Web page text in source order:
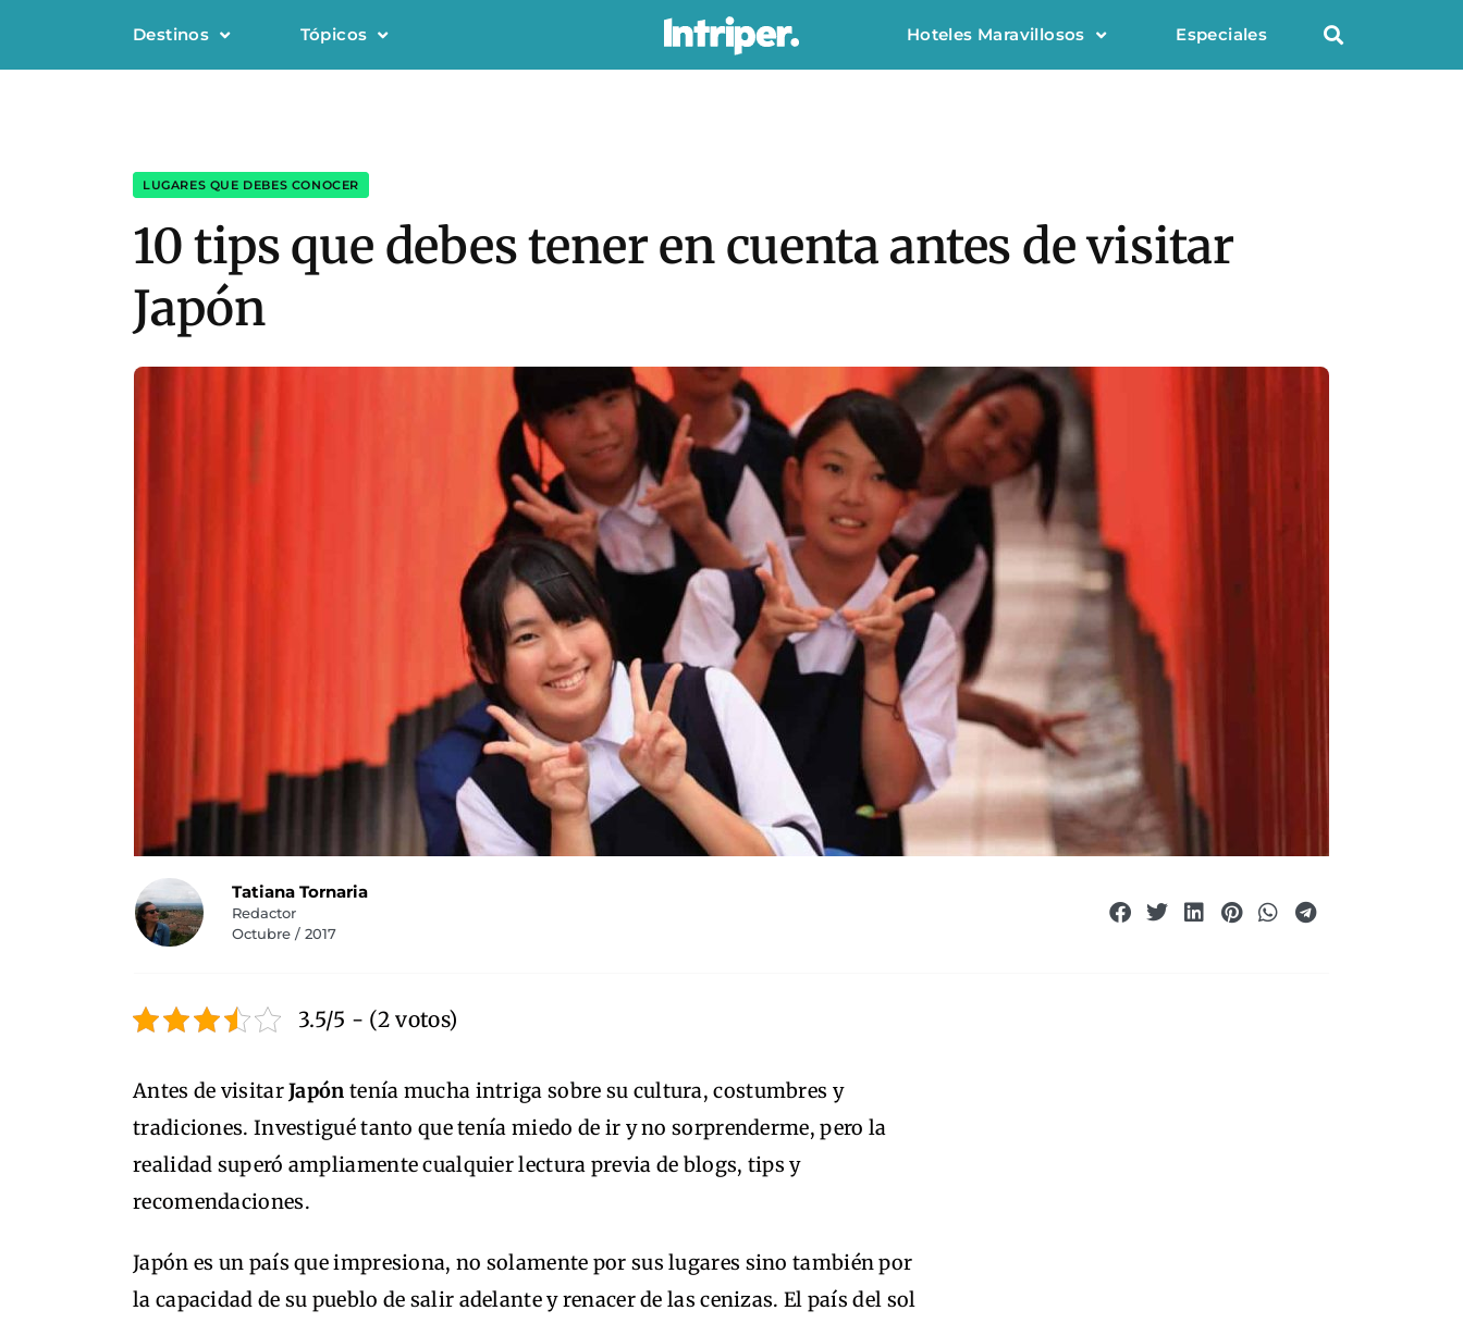
Destinos Tópicos Hoteles Maravillosos Especiales
LUGARES QUE DEBES CONOCER
10 tips que debes tener en cuenta antes de visitar
Japón
Tatiana Tornaria
Redactor
Octubre / 2017
3.5/5 - (2 votos)
Antes de visitarJapón tenía mucha intriga sobre su cultura, costumbres y
tradiciones. Investigué tanto que tenía miedo de ir y no sorprenderme, pero la
realidad superó ampliamente cualquier lectura previa de blogs, tips y
recomendaciones.
Japón es un país que impresiona, no solamente por sus lugares sino también por
la capacidad de su pueblo de salir adelante y renacer de las cenizas. El país del sol